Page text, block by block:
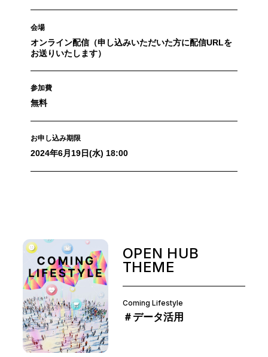
会場
オンライン配信（申し込みいただいた方に配信URLを
お送りいたします）
参加費
無料
お申し込み期限
2024年6月19日(水) 18:00
OPEN HUB
THEME
Coming Lifestyle
＃データ活用